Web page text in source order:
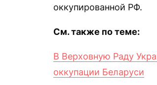
оккупированной РФ.
См. также по теме:
В Верховную Раду
оккупации Беларуси